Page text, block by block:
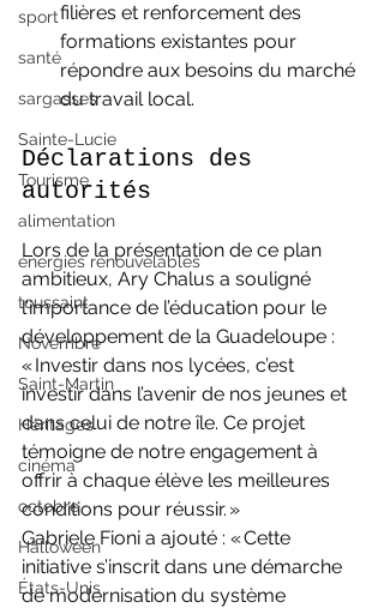
sport
santé
sargasses
Sainte-Lucie
Tourisme
alimentation
énergies renouvelables
toussaint
Novembre
Saint-Martin
Héritages
cinéma
octobre
Halloween
États-Unis
filières et renforcement des
formations existantes pour
répondre aux besoins du marché
du travail local.
Déclarations des
autorités
Lors de la présentation de ce plan
ambitieux, Ary Chalus a souligné
l’importance de l’éducation pour le
développement de la Guadeloupe :
« Investir dans nos lycées, c’est
investir dans l’avenir de nos jeunes et
dans celui de notre île. Ce projet
témoigne de notre engagement à
offrir à chaque élève les meilleures
conditions pour réussir. »
Gabriele Fioni a ajouté : « Cette
initiative s’inscrit dans une démarche
de modernisation du système